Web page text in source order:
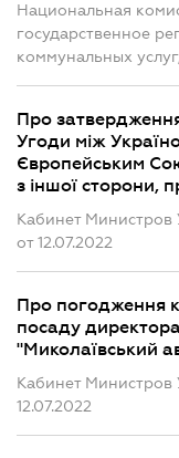
Национальная
государственное
коммунальных
Про
Угоди між
Європейським
з іншої сторони,
Кабинет
от 12.07.2022
Про погодження
посаду
"Миколаївський
Кабинет
12.07.2022